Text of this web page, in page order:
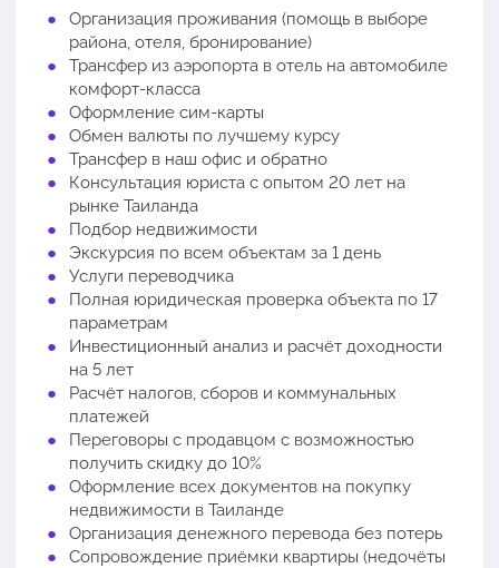
Организация проживания (помощь в выборе
района, отеля, бронирование)
Трансфер из аэропорта в отель на автомобиле
комфорт-класса
Оформление сим-карты
Обмен валюты по лучшему курсу
Трансфер в наш офис и обратно
Консультация юриста с опытом 20 лет на
рынке Таиланда
Подбор недвижимости
Экскурсия по всем объектам за 1 день
Услуги переводчика
Полная юридическая проверка объекта по 17
параметрам
Инвестиционный анализ и расчёт доходности
на 5 лет
Расчёт налогов, сборов и коммунальных
платежей
Переговоры с продавцом с возможностью
получить скидку до 10%
Оформление всех документов на покупку
недвижимости в Таиланде
Организация денежного перевода без потерь
Сопровождение приёмки квартиры (недочёты